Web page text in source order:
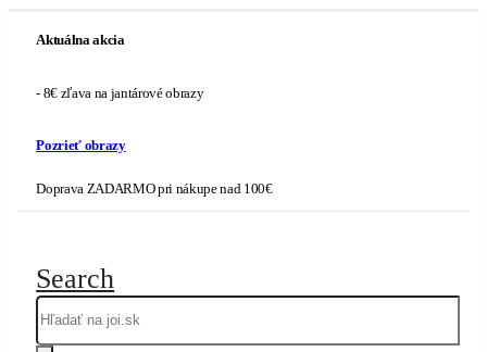
Aktuálna akcia
- 8€ zľava na jantárové obrazy
Pozrieť obrazy
Doprava ZADARMO pri nákupe nad 100€
Search